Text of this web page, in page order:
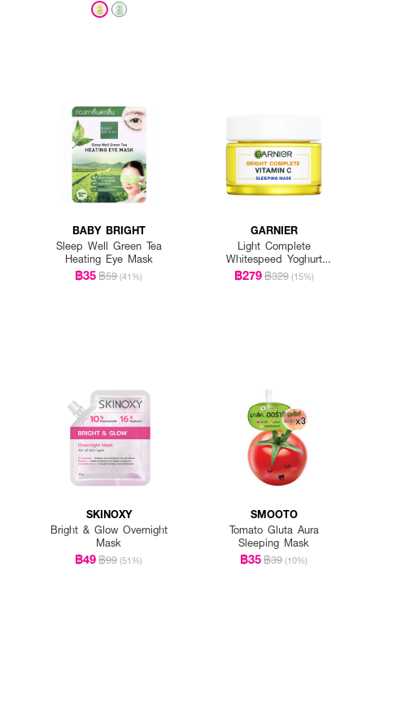
BABY BRIGHT
Sleep Well Green Tea
Heating Eye Mask
฿35฿59 (41%)
GARNIER
Light Complete
Whitespeed Yoghurt
Sleeping Mask
฿279฿329 (15%)
SKINOXY
Bright & Glow Overnight
Mask
฿49฿99 (51%)
SMOOTO
Tomato Gluta Aura
Sleeping Mask
฿35฿39 (10%)